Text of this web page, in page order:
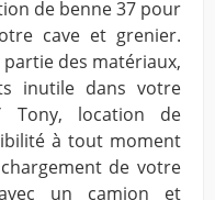
de benne 37 pour
cave et grenier.
des matériaux,
inutile dans votre
Tony, location de
à tout moment
de votre
un camion et